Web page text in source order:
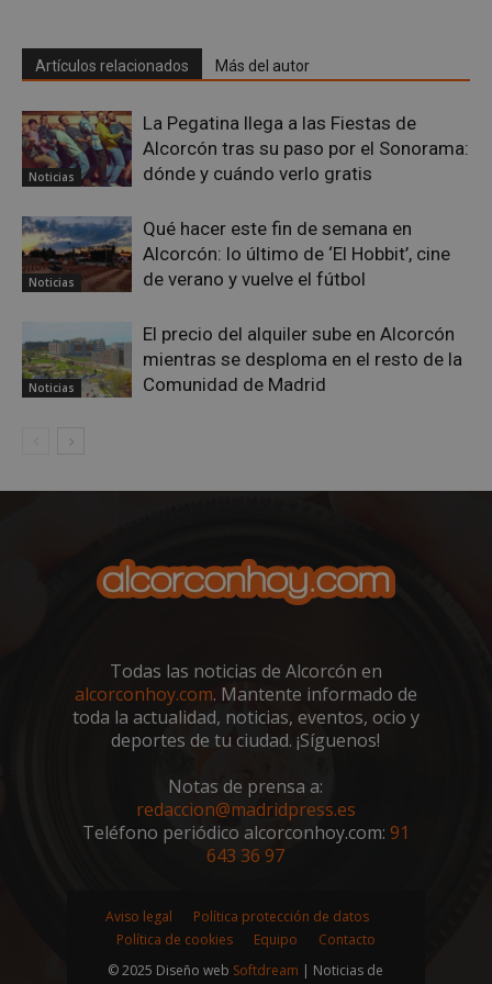
Artículos relacionados Más del autor
Noticias
La Pegatina llega a las Fiestas de
Alcorcón tras su paso por el Sonorama:
dónde y cuándo verlo gratis
Noticias
Qué hacer este fin de semana en
Alcorcón: lo último de ‘El Hobbit’, cine
de verano y vuelve el fútbol
Noticias
El precio del alquiler sube en Alcorcón
mientras se desploma en el resto de la
Comunidad de Madrid
Todas las noticias de Alcorcón en
alcorconhoy.com. Mantente informado de
toda la actualidad, noticias, eventos, ocio y
deportes de tu ciudad. ¡Síguenos!
Notas de prensa a:
redaccion@madridpress.es
Teléfono periódico alcorconhoy.com: 91
643 36 97
Aviso legal
Política protección de datos
Política de cookies
Equipo
Contacto
© 2025 Diseño web Softdream | Noticias de
Cookies no clasificadas
inicio de sesión de usuario y la gestión de cuentas.
El sitio web no se puede utilizar correctamente sin
las cookies estrictamente necesarias.
PHPSESSID
PHP.net
alcorconhoy.com
AWSALBCORS
Amazon.com
Inc.
embed.bsky.app
Privacy Policy